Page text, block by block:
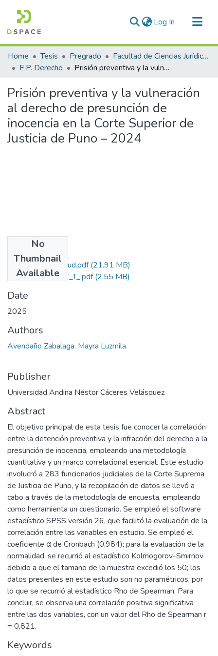
Log In (current)
Communities & Collections
All of DSpace
Home Tesis Pregrado
Facultad de Ciencias Jurídicas y Políticas
E.P. Derecho
Prisión preventiva y la vulneración al derecho de presunción de inocencia en la Corte Superior de Justicia de Puno – 2024
Prisión preventiva y la vulneración
al derecho de presunción de
inocencia en la Corte Superior de
Justicia de Puno – 2024
No
Thumbnail
Available
Grado de Simiitud.pdf(21.91 MB)
T036_78634966_T_.pdf(2.55 MB)
Date
2025
Authors
Avendaño Zabalaga, Mayra Luzmila
Publisher
Universidad Andina Néstor Cáceres Velásquez
Abstract
El objetivo principal de esta tesis fue conocer la correlación
entre la detención preventiva y la infracción del derecho a la
presunción de inocencia, empleando una metodología
cuantitativa y un marco correlacional esencial. Este estudio
involucró a 283 funcionarios judiciales de la Corte Suprema
de Justicia de Puno, y la recopilación de datos se llevó a
cabo a través de la metodología de encuesta, empleando
como herramienta un cuestionario. Se empleó el software
estadístico SPSS versión 26, que facilitó la evaluación de la
correlación entre las variables en estudio. Se empleó el
coeficiente α de Cronbach (0,984); para la evaluación de la
normalidad, se recurrió al estadístico Kolmogorov-Smirnov
debido a que el tamaño de la muestra excedió los 50; los
datos presentes en este estudio son no paramétricos, por
lo que se recurrió al estadístico Rho de Spearman. Para
concluir, se observa una correlación positiva significativa
entre las dos variables, con un valor del Rho de Spearman r
= 0,821.
Keywords